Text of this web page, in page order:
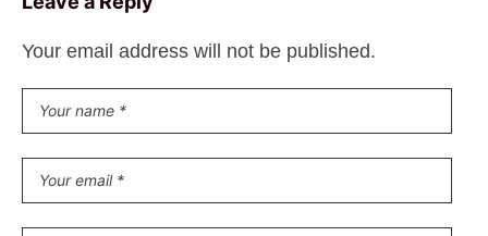
Your email address will not be published.